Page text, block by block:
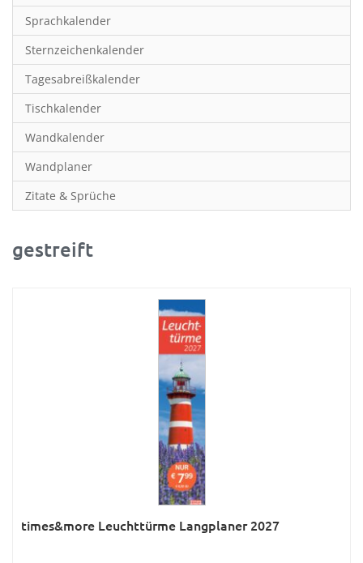
Kunst
Länder & Städte
Landschaft & Natur
Lifestyle
Literatur
Manga & Animé
Neutrale Kalender
Partner- & Wandplaner
Planung & Organisation
Was ist was; Städte
Sprachkalender
Sternzeichenkalender
Tagesabreißkalender
Tischkalender
Wandkalender
Wandplaner
Zitate & Sprüche
gestreift
times&more Leuchttürme Langplaner 2027